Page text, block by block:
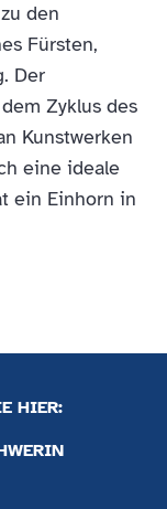
den
Fürsten,
Der
Zyklus des
Kunstwerken
eine ideale
ein Einhorn in
HIER: